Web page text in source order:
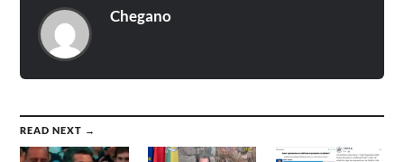
Chegano
READ NEXT →